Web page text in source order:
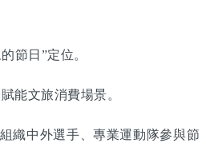
節日”定位。
能文旅消費場景。
織中外選手、專業運動隊參與節